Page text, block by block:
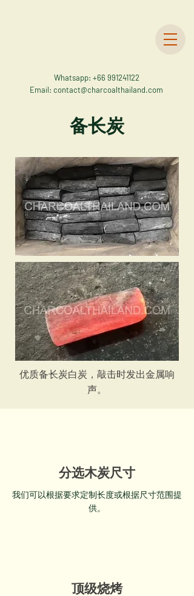
Whatsapp: +66 991241122
Email: contact@charcoalthailand.com
备长炭
优质备长炭白炭，敲击时发出金属响
声。
分选木炭尺寸
我们可以根据要求定制长度或根据尺寸范围提
供。
顶级烧烤